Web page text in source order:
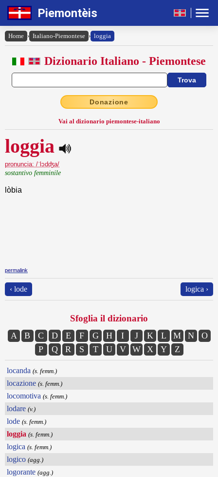
Piemontèis
Home › Italiano-Piemontese › loggia
Dizionario Italiano - Piemontese
Donazione
Vai al dizionario piemontese-italiano
loggia
pronuncia: /ˈlɔdʤa/
sostantivo femminile
lòbia
permalink
‹ lode logica ›
Sfoglia il dizionario
A B C D E F G H I J K L M N
O
P
Q R S T U V W X Y Z
locanda (s. femm.)
locazione (s. femm.)
locomotiva (s. femm.)
lodare (v.)
lode (s. femm.)
loggia (s. femm.)
logica (s. femm.)
logico (agg.)
logorante (agg.)